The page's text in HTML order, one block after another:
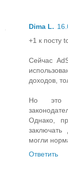
Dima L.
+1 к посту
Сейчас
доходов,
Но это
Однако,
могли
Ответить